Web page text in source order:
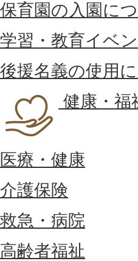
保育園の入園に
学習・教育イベ
後援名義の使用
健康・福
医療・健康
介護保険
救急・病院
高齢者福祉